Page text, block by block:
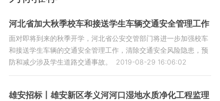
河北省加大秋季校车和接送学生车辆交通安全管理工作
面对即将到来的秋季开学，河北省公安交管部门将进一步加强校车
和接送学生车辆的交通安全管理工作，清除交通安全风险隐患，预
防和减少涉及学生道路交通事故。
2019-08-29 16:06:02
雄安招标丨雄安新区孝义河河口湿地水质净化工程监理